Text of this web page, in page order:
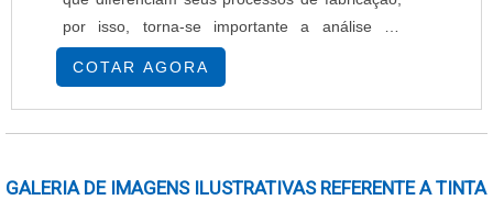
por isso, torna-se importante a análise do
projeto antes que se possa ter a dimensão dos
custos de fabricação e os métodos que deverão
ser usados para obter o produto final desejado
pelo cliente. Tipos de circuito impresso Para que
COTAR AGORA
GALERIA DE IMAGENS ILUSTRATIVAS REFERENTE A TINTA